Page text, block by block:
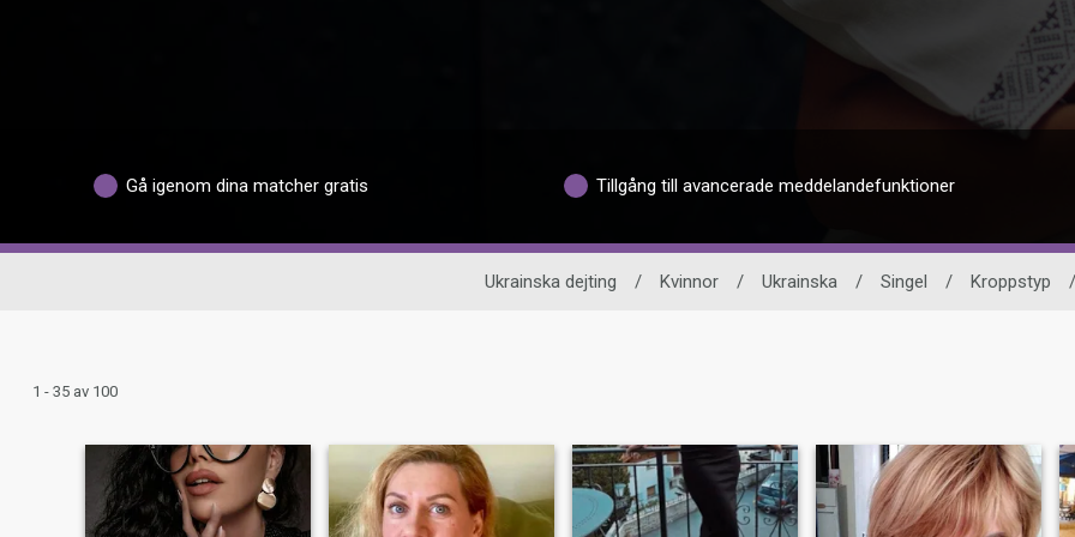
Gå igenom dina matcher gratis Tillgång till avancerade meddelandefunktioner
Ukrainska dejting / Kvinnor / Ukrainska / Singel / Kroppstyp /
1 - 35 av 100